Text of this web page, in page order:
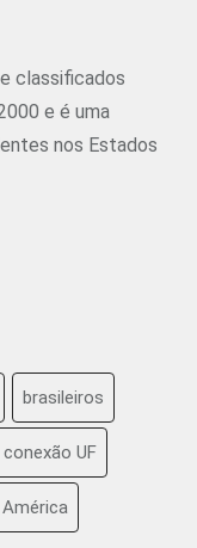
classificados
e é uma
nos Estados
brasileiros
conexão UF